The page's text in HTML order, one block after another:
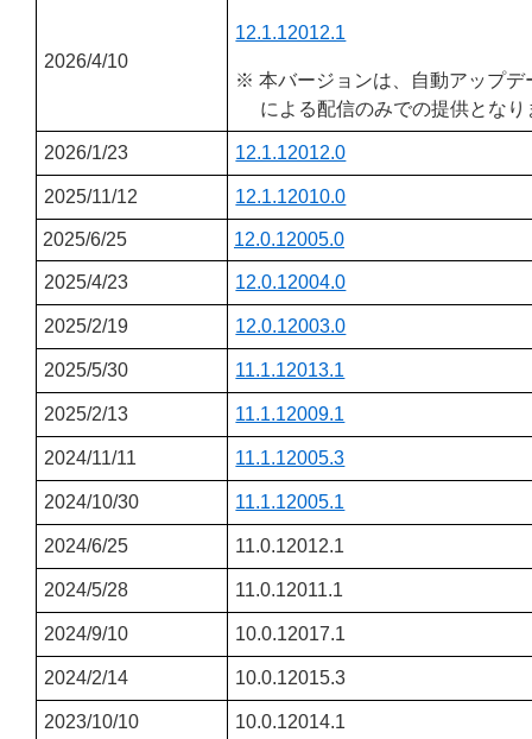
2026/4/10
12.1.12012.1
※ 本バージョンは、自動アップデ
による配信のみでの提供となり
2026/1/23 12.1.12012.0
2025/11/12 12.1.12010.0
2025/6/25 12.0.12005.0
2025/4/23 12.0.12004.0
2025/2/19 12.0.12003.0
2025/5/30 11.1.12013.1
2025/2/13 11.1.12009.1
2024/11/11 11.1.12005.3
2024/10/30 11.1.12005.1
2024/6/25 11.0.12012.1
2024/5/28 11.0.12011.1
2024/9/10 10.0.12017.1
2024/2/14 10.0.12015.3
2023/10/10 10.0.12014.1